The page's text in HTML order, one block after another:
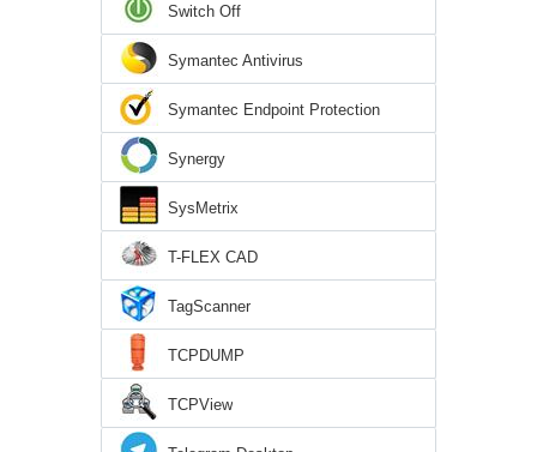
Switch Off
Symantec Antivirus
Symantec Endpoint Protection
Synergy
SysMetrix
T-FLEX CAD
TagScanner
TCPDUMP
TCPView